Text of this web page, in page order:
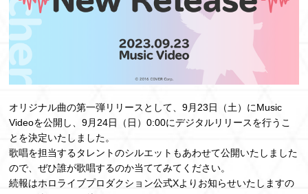
オリジナル曲の第一弾リリースとして、9⽉23⽇（土）にMusic
Videoを公開し、9月24日（日）0:00にデジタルリリースを行うこ
とを決定いたしました。
歌唱を担当するタレントのシルエットもあわせて公開いたしました
ので、ぜひ誰が歌唱するのか当ててみてください。
続報はホロライブプロダクション公式Xよりお知らせいたしますの